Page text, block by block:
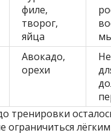
филе,
творог,
яйца
Авокадо,
орехи
тренировки
ограничиться